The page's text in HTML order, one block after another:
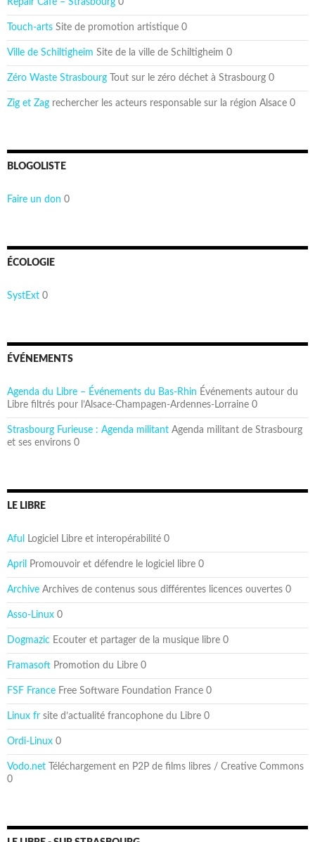
Touch-arts Site de promotion artistique 0
Ville de Schiltigheim Site de la ville de Schiltigheim 0
Zéro Waste Strasbourg Tout sur le zéro déchet à Strasbourg 0
Zig et Zag rechercher les acteurs responsable sur la région Alsace 0
BLOGOLISTE
Faire un don 0
ÉCOLOGIE
SystExt 0
ÉVÉNEMENTS
Agenda du Libre – Événements du Bas-Rhin Événements autour du
Libre filtrés pour l’Alsace-Champagen-Ardennes-Lorraine 0
Strasbourg Furieuse : Agenda militant Agenda militant de Strasbourg
et ses environs 0
LE LIBRE
Aful Logiciel Libre et interopérabilité 0
April Promouvoir et défendre le logiciel libre 0
Archive Archives de contenus sous différentes licences ouvertes 0
Asso-Linux 0
Dogmazic Ecouter et partager de la musique libre 0
Framasoft Promotion du Libre 0
FSF France Free Software Foundation France 0
Linux fr site d’actualité francophone du Libre 0
Ordi-Linux 0
Vodo.net Téléchargement en P2P de films libres / Creative Commons
0